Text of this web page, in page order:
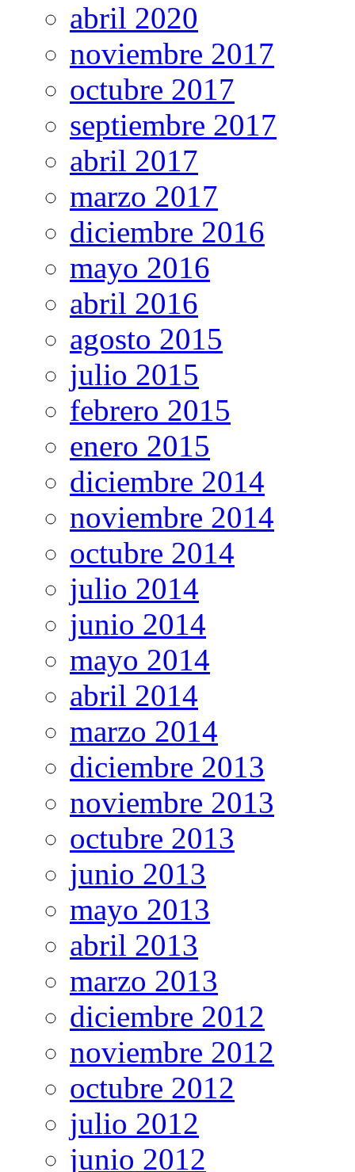
abril 2020
noviembre 2017
octubre 2017
septiembre 2017
abril 2017
marzo 2017
diciembre 2016
mayo 2016
abril 2016
agosto 2015
julio 2015
febrero 2015
enero 2015
diciembre 2014
noviembre 2014
octubre 2014
julio 2014
junio 2014
mayo 2014
abril 2014
marzo 2014
diciembre 2013
noviembre 2013
octubre 2013
junio 2013
mayo 2013
abril 2013
marzo 2013
diciembre 2012
noviembre 2012
octubre 2012
julio 2012
junio 2012